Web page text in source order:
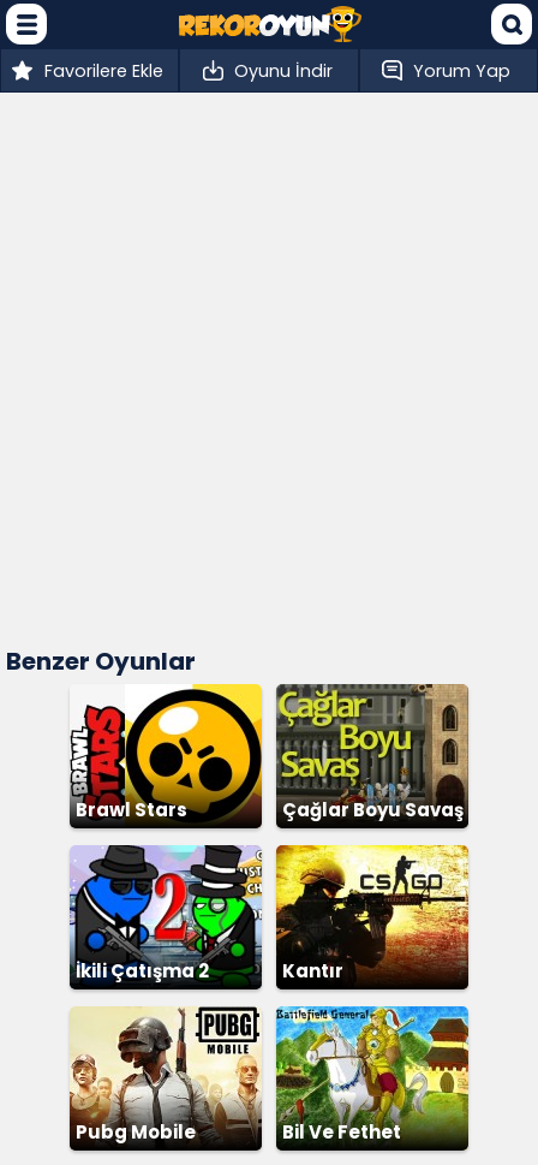
Favorilere Ekle Oyunu İndir Yorum Yap
Benzer Oyunlar
Brawl Stars Çağlar Boyu Savaş
İkili Çatışma 2 Kantır
Pubg Mobile Bil Ve Fethet